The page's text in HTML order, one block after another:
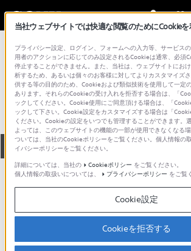
総合サポート・お問い合わせ
TC-TX717
全て ダウンロード 取扱説明書
当社ウェブサイトでは快適な閲覧のためにCookieを
プライバシー設定、ログイン、フォームへの入力等、サービス
用者のアクションに応じてのみ設定されるCookieは通常、必須
停止することができません。また、当社は、ウェブサイトにお
析するため、あるいは個々のお客様に対してよりカスタマイズ
供する等の目的のため、Cookieおよび類似技術を使用して一定
あります。それらのCookieの受け入れを拒否する場合は、「
ックしてください。Cookie使用にご同意頂ける場合は、「
ックして下さい。Cookie設定をカスタマイズする場合は「
ください。Cookieの設定をいつでも管理することができます。
よっては、このウェブサイトの機能の一部が使用できなくなる
ついては、当社のCookieポリシーをご覧ください。個人情報の
イバシーポリシーをご覧ください。
詳細については、当社の
Cookieポリシー をご覧ください。
個人情報の取扱いについては、
プライバシーポリシー をご覧
Cookie設定
Cookieを拒否する